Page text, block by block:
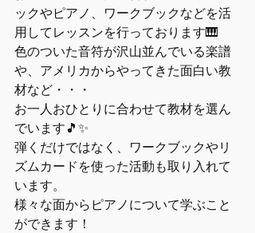
ックやピアノ、ワークブックなどを活
用してレッスンを行っております🎹
色のついた音符が沢山並んでいる楽譜
や、アメリカからやってきた面白い教
材など・・・
お一人おひとりに合わせて教材を選ん
でいます🎵✨
弾くだけではなく、ワークブックやリ
ズムカードを使った活動も取り入れて
います。
様々な面からピアノについて学ぶこと
ができます！